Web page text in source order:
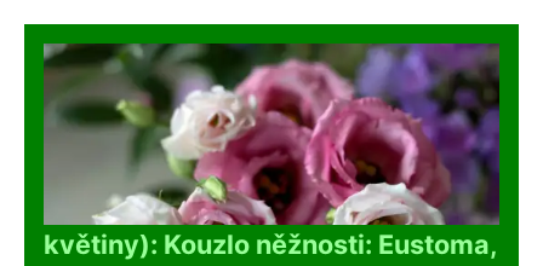
květiny): Kouzlo něžnosti: Eustoma,